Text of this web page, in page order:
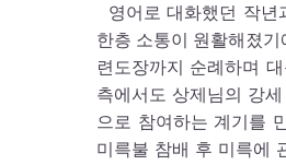
영어로 대화했던 작년
한층 소통이 원활해졌
련도장까지 순례하며
측에서도 상제님의 강
으로 참여하는 계기를
미륵불 참배 후 미륵에